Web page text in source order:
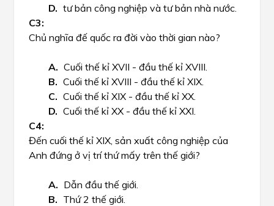
tư bản công nghiệp và tư bản nhà nước.
Chủ nghĩa đế quốc ra đời vào thời gian nào?
Cuối thế kỉ XVII - đầu thế kỉ XVIII.
Cuối thế kỉ XVIII - đầu thế kỉ XIX.
Cuối thế kỉ XIX - đầu thế kỉ XX.
Cuối thế kỉ XX - đầu thế kỉ XXI.
Đến cuối thế kỉ XIX, sản xuất công nghiệp của
Anh đứng ở vị trí thứ mấy trên thế giới?
Dẫn đầu thế giới.
Thứ 2 thế giới.